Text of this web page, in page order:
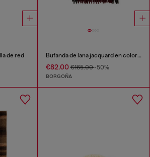
de red Bufanda de lana jacquard en color burgundy
€82.00€165.00-50%
BORGOÑA